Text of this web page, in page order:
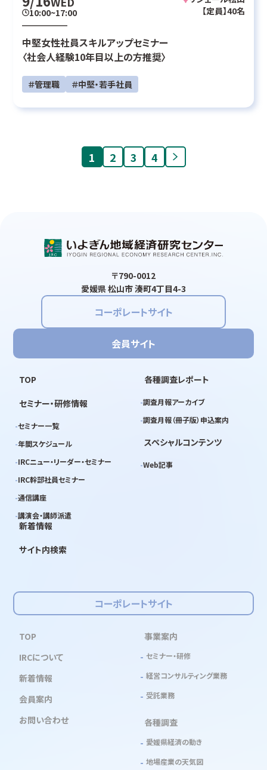
10:00~17:00
【定員】40名
中堅女性社員スキルアップセミナー
〈社会人経験10年目以上の方推奨〉
＃管理職 ＃中堅・若手社員
1 2 3 4
〒790-0012
愛媛県 松山市 湊町4丁目4-3
コーポレートサイト
会員サイト
TOP
セミナー・研修情報
セミナー一覧
年間スケジュール
IRCニュー・リーダー・セミナー
IRC幹部社員セミナー
通信講座
講演会・講師派遣
各種調査レポート
調査月報アーカイブ
調査月報（冊子版）申込案内
スペシャルコンテンツ
Web記事
新着情報
サイト内検索
コーポレートサイト
TOP
IRCについて
新着情報
会員案内
お問い合わせ
事業案内
セミナー・研修
経営コンサルティング業務
受託業務
各種調査
愛媛県経済の動き
地場産業の天気図